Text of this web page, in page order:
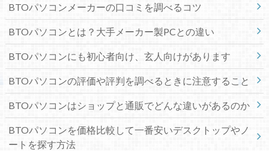
BTOパソコンメーカーの口コミを調べるコツ
BTOパソコンとは？大手メーカー製PCとの違い
BTOパソコンにも初心者向け、玄人向けがあります
BTOパソコンの評価や評判を調べるときに注意すること
BTOパソコンはショップと通販でどんな違いがあるのか
BTOパソコンを価格比較して一番安いデスクトップやノ
ートを探す方法